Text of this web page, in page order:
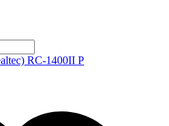
RC-1400II P